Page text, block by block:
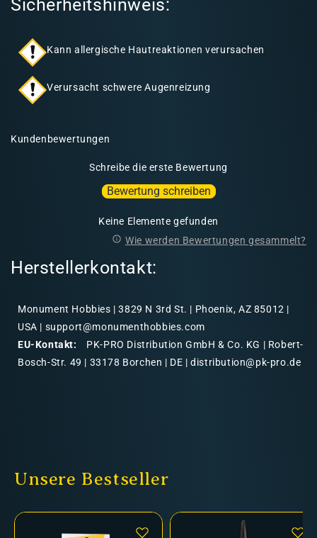
Sicherheitshinweis:
Kann allergische Hautreaktionen verursachen
Verursacht schwere Augenreizung
Kundenbewertungen
Schreibe die erste Bewertung
Bewertung schreiben
Keine Elemente gefunden
Wie werden Bewertungen gesammelt?
Herstellerkontakt:
Monument Hobbies | 3829 N 3rd St. | Phoenix, AZ 85012 |
USA | support@monumenthobbies.com
EU-Kontakt:
PK-PRO Distribution GmbH & Co. KG | Robert-
Bosch-Str. 49 | 33178 Borchen | DE | distribution@pk-pro.de
Unsere Bestseller